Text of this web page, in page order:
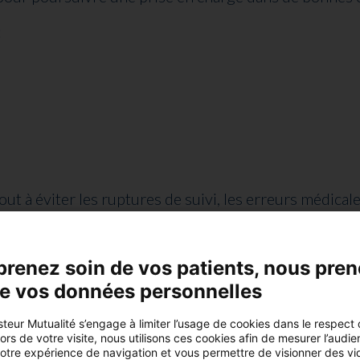
à éviter les ruptures de suivi, les erreurs
à améliorer lacoordination entre les
en cours, les antécédents médicaux, les
plus rapidement les décisions
soin de vos patients, nous
vos données personnelles
Mutualité s’engage à limiter l’usage de cookies dans le respect
de votre visite, nous utilisons ces cookies afin de mesurer
expérience de navigation et vous permettre de visionner des